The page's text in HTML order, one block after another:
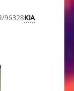
96328KIA